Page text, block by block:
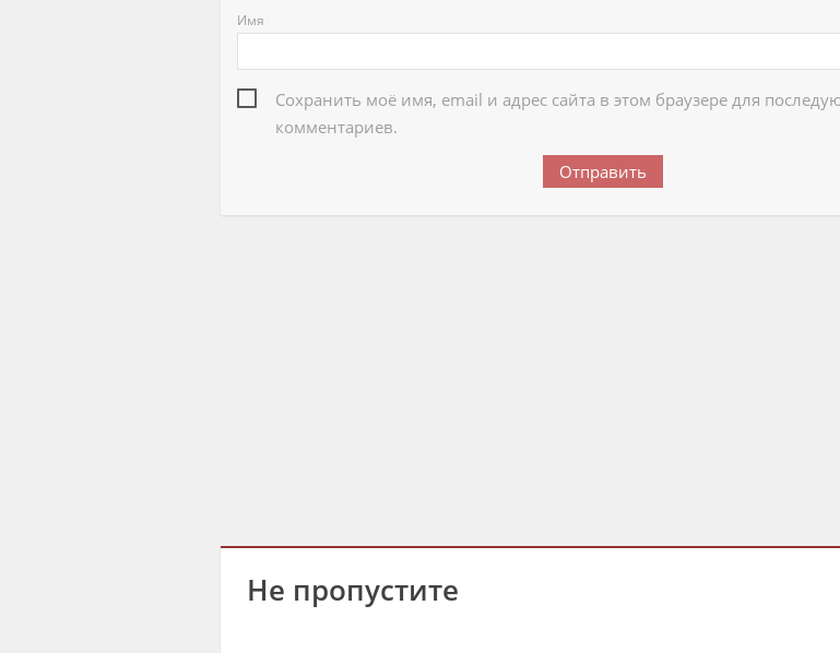
Имя
Сохранить моё имя, email и адрес сайта в этом браузере для
комментариев.
Не пропустите